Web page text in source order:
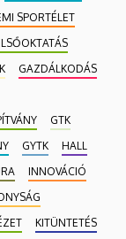
SPORTÉLET
GAZDÁLKODÁS
GTK
GYTK
HALL
INNOVÁCIÓ
KITÜNTETÉS